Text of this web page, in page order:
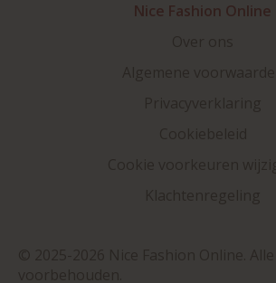
Nice Fashion Online